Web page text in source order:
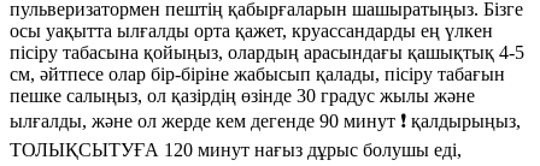
пульверизатормен пештің қабырғаларын шашыратыңыз. Бізге
осы уақытта ылғалды орта қажет, круассандарды ең үлкен
пісіру табасына қойыңыз, олардың арасындағы қашықтық 4-5
см, әйтпесе олар бір-біріне жабысып қалады, пісіру табағын
пешке салыңыз, ол қазірдің өзінде 30 градус жылы және
ылғалды, және ол жерде кем дегенде 90 минут ❗️ қалдырыңыз,
ТОЛЫҚСЫТУҒА 120 минут нағыз дұрыс болушы еді,